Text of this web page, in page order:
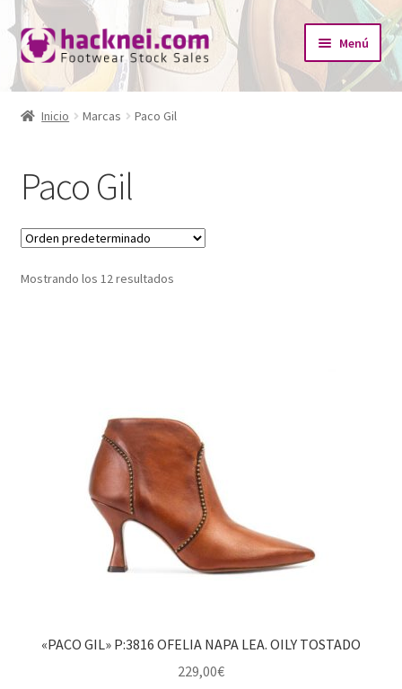
Ir
a
la
Ir
al
contenido
Menú
Inicio
Tienda
Catálogo Empresas
Redes Sociales
Inicio Marcas Paco Gil
Paco Gil
Mostrando los 12 resultados
«PACO GIL» P:3816 OFELIA NAPA LEA. OILY TOSTADO
229,00€